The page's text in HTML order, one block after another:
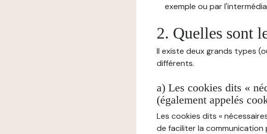
exemple ou par
2. Quelles sont
Il existe deux grands types
différents.
a) Les cookies dits «
(également appelés
Les cookies dits «
de faciliter la